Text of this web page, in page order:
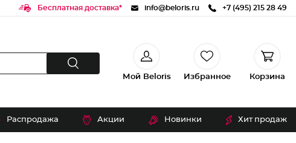
Бесплатная доставка* info@beloris.ru +7 (495) 215 28 49
Мой Beloris Избранное Корзина
Распродажа Акции Новинки Хит продаж